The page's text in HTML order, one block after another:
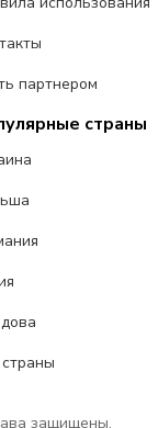
партнером
страны
защищены.